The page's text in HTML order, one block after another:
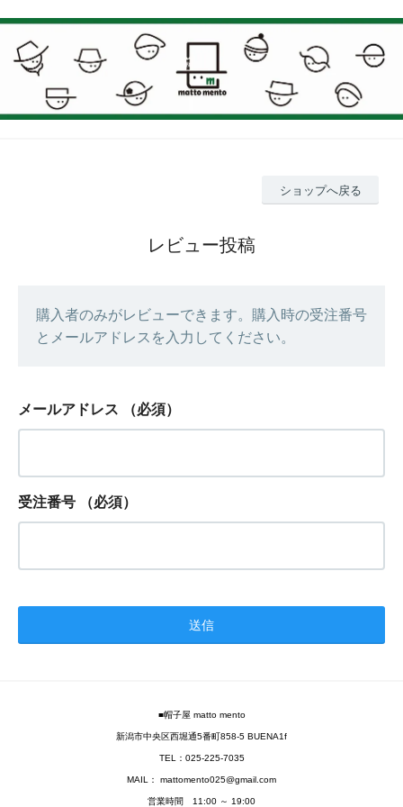
ショップへ戻る
レビュー投稿
購入者のみがレビューできます。購入時の受注番号
とメールアドレスを入力してください。
メールアドレス （必須）
受注番号 （必須）
■帽子屋 matto mento
新潟市中央区西堀通5番町858-5 BUENA1f
TEL：025-225-7035
MAIL： mattomento025@gmail.com
営業時間 11:00 ～ 19:00